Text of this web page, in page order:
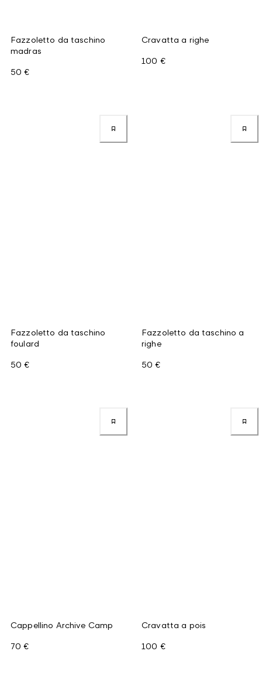
Fazzoletto da taschino
madras
50 €
Cravatta a righe
100 €
Fazzoletto da taschino
foulard
50 €
Fazzoletto da taschino a
righe
50 €
Cappellino Archive Camp
70 €
Cravatta a pois
100 €